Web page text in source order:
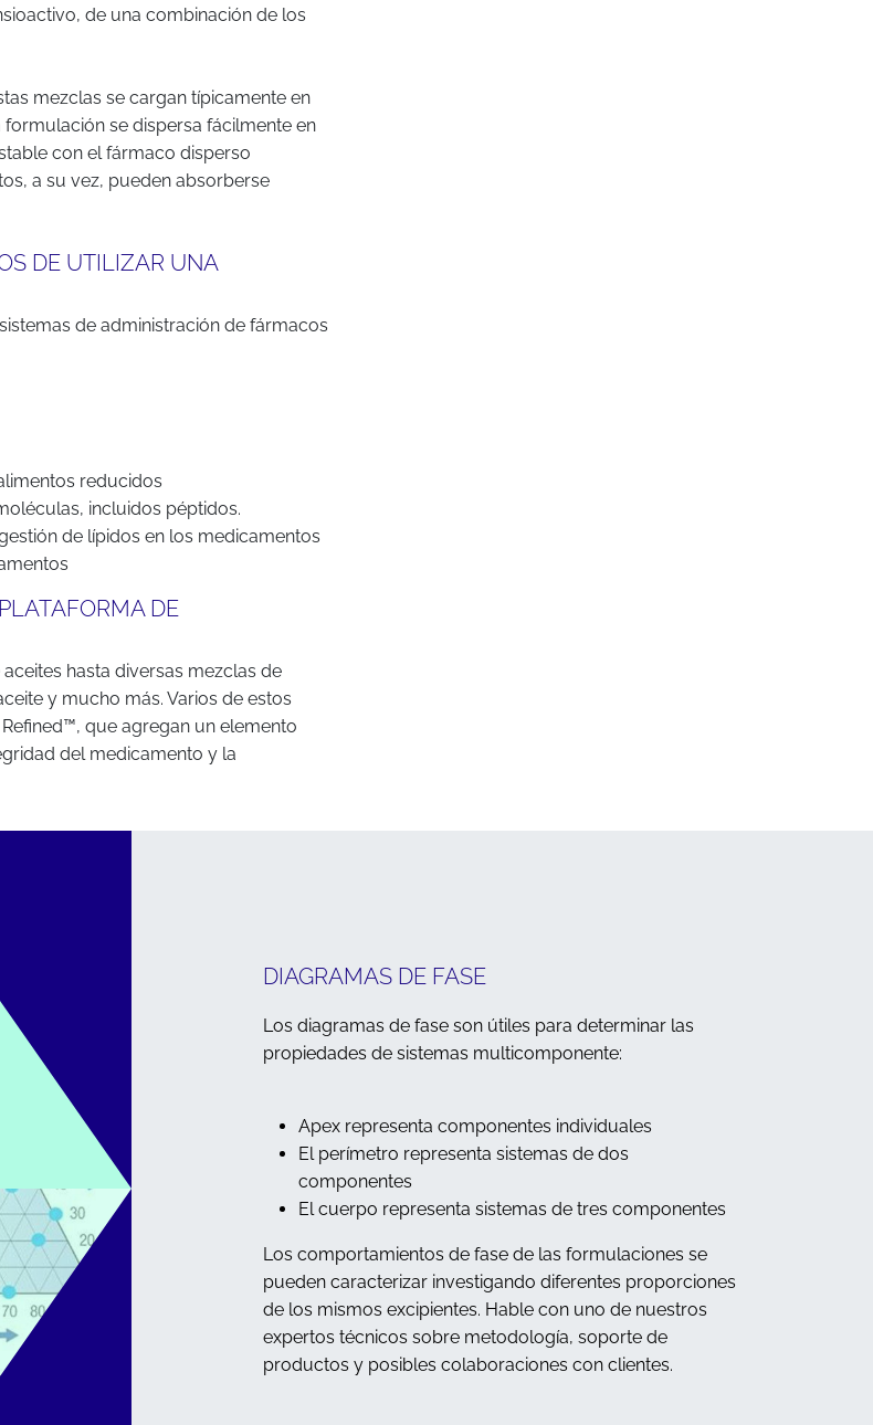
de una combinación de los
mezclas se cargan típicamente en
se dispersa fácilmente en
con el fármaco disperso
a su vez, pueden absorberse
DE UTILIZAR UNA
de administración de fármacos
reducidos
incluidos péptidos.
de lípidos en los medicamentos
DE
hasta diversas mezclas de
y mucho más. Varios de estos
que agregan un elemento
del medicamento y la
DIAGRAMAS DE FASE
Los diagramas de fase son útiles para determinar las
propiedades de sistemas multicomponente:
Apex representa componentes individuales
El perímetro representa sistemas de dos
componentes
El cuerpo representa sistemas de tres componentes
Los comportamientos de fase de las formulaciones se
pueden caracterizar investigando diferentes proporciones
de los mismos excipientes. Hable con uno de nuestros
expertos técnicos sobre metodología, soporte de
productos y posibles colaboraciones con clientes.